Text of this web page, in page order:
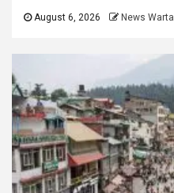
August 6, 2026 News Warta